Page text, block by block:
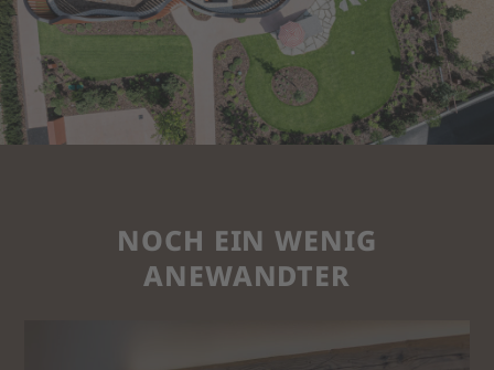
NOCH EIN WENIG
ANEWANDTER